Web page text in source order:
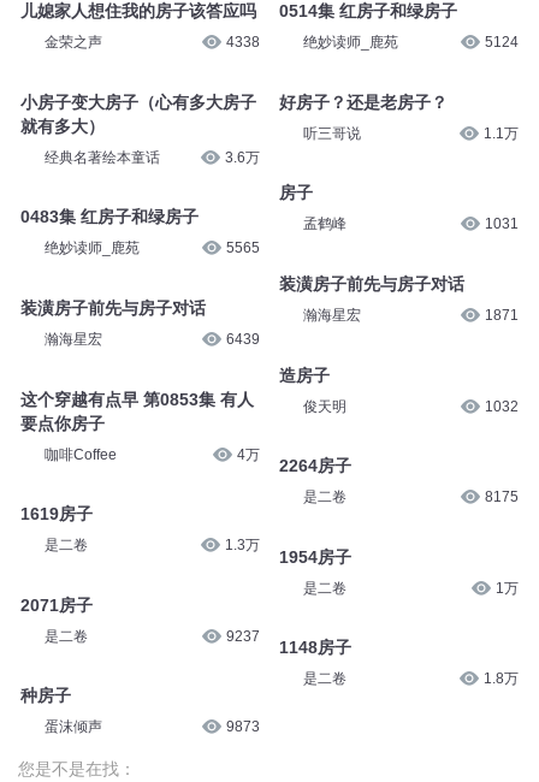
儿媳家人想住我的房子该答应吗
金荣之声 4338
小房子变大房子（心有多大房子
就有多大）
经典名著绘本童话 3.6万
0483集 红房子和绿房子
绝妙读师_鹿苑 5565
装潢房子前先与房子对话
瀚海星宏 6439
这个穿越有点早 第0853集 有人
要点你房子
咖啡Coffee 4万
1619房子
是二卷 1.3万
2071房子
是二卷 9237
种房子
蛋沫倾声 9873
0514集 红房子和绿房子
绝妙读师_鹿苑 5124
好房子？还是老房子？
听三哥说 1.1万
房子
孟鹤峰 1031
装潢房子前先与房子对话
瀚海星宏 1871
造房子
俊天明 1032
2264房子
是二卷 8175
1954房子
是二卷 1万
1148房子
是二卷 1.8万
您是不是在找：